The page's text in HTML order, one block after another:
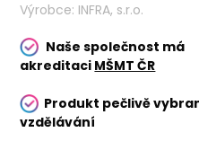
Výrobce: INFRA, s.r.o.
Naše společnost má
akreditaci MŠMT ČR
Produkt pečlivě
vzdělávání